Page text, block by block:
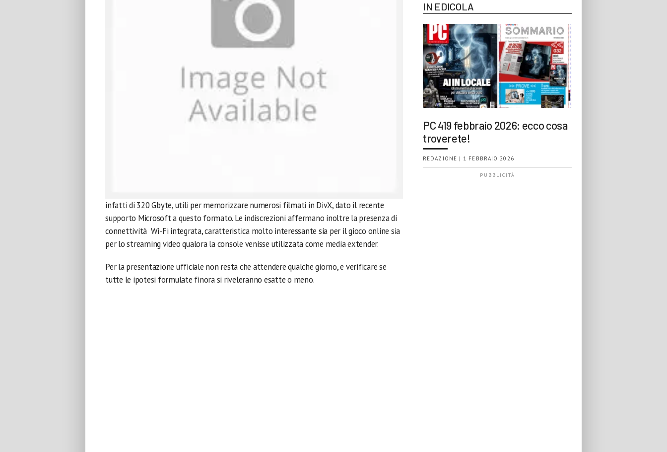
infatti di 320 Gbyte, utili per memorizzare numerosi filmati in DivX, dato il recente
supporto Microsoft a questo formato. Le indiscrezioni affermano inoltre la presenza di
connettività Wi-Fi integrata, caratteristica molto interessante sia per il gioco online sia
per lo streaming video qualora la console venisse utilizzata come media extender.
Per la presentazione ufficiale non resta che attendere qualche giorno, e verificare se
tutte le ipotesi formulate finora si riveleranno esatte o meno.
IN EDICOLA
PC 419 febbraio 2026: ecco cosa
troverete!
REDAZIONE | 1 FEBBRAIO 2026